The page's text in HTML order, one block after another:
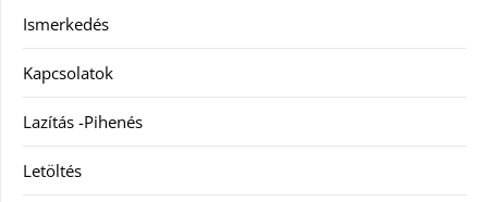
Ismerkedés
Kapcsolatok
Lazítás -Pihenés
Letöltés